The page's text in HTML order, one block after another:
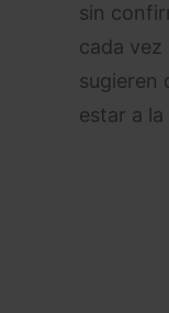
sin
cada vez
sugieren
estar a la